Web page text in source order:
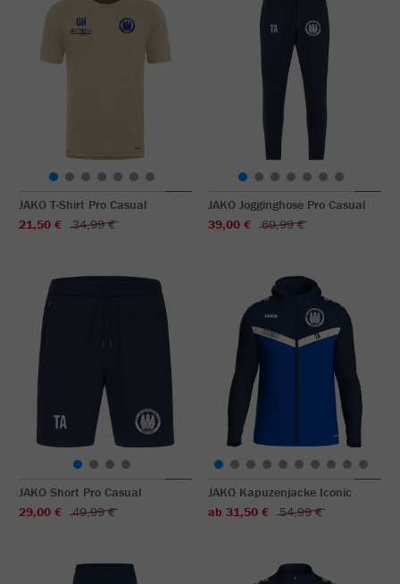
JAKO T-Shirt Pro Casual
21,50 €
34,99 €
JAKO Jogginghose Pro Casual
39,00 €
69,99 €
JAKO Short Pro Casual
29,00 €
49,99 €
JAKO Kapuzenjacke Iconic
ab 31,50 €
54,99 €